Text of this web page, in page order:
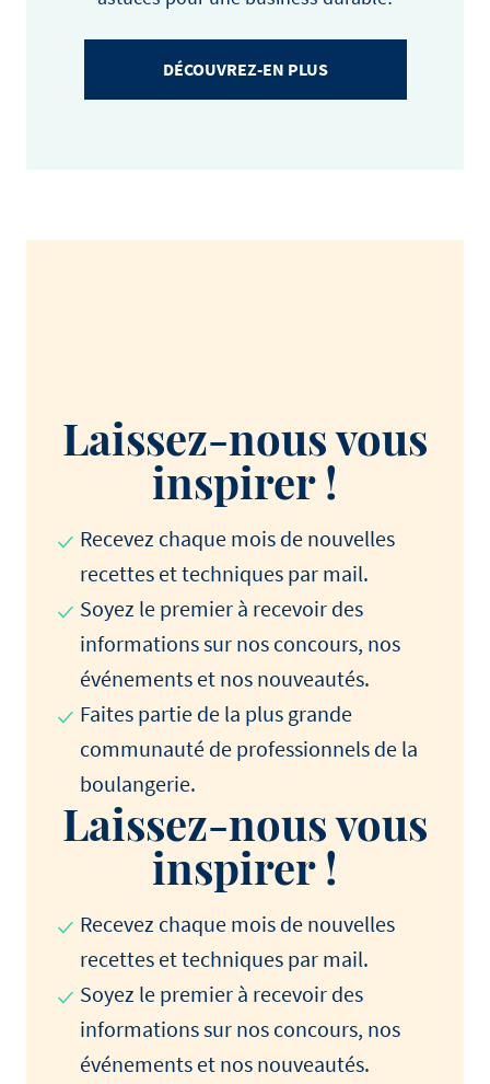
DÉCOUVREZ-EN PLUS
Laissez-nous vous
inspirer !
Recevez chaque mois de nouvelles
recettes et techniques par mail.
Soyez le premier à recevoir des
informations sur nos concours, nos
événements et nos nouveautés.
Faites partie de la plus grande
communauté de professionnels de la
boulangerie.
Laissez-nous vous
inspirer !
Recevez chaque mois de nouvelles
recettes et techniques par mail.
Soyez le premier à recevoir des
informations sur nos concours, nos
événements et nos nouveautés.